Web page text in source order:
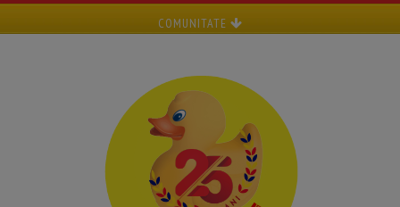
COMUNITATE